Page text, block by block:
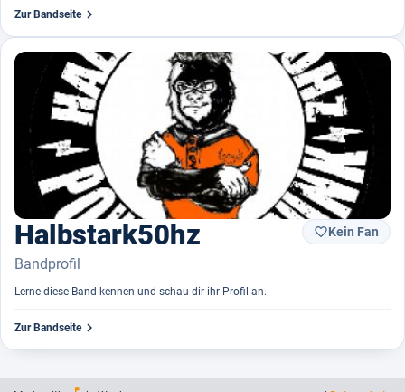
Zur Bandseite
Halbstark50hz
Bandprofil
Kein Fan
Lerne diese Band kennen und schau dir ihr Profil an.
Zur Bandseite